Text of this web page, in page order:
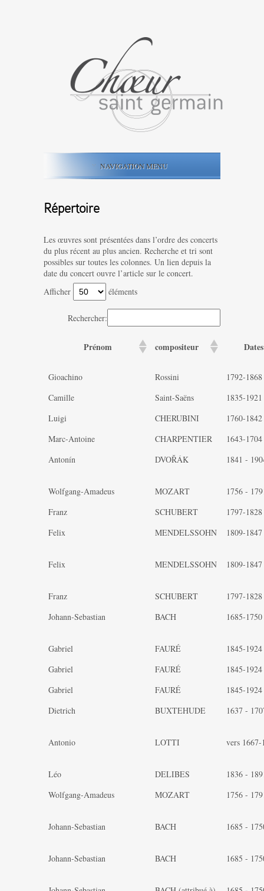
NAVIGATION MENU
Répertoire
Les œuvres sont présentées dans l’ordre des concerts
du plus récent au plus ancien. Recherche et tri sont
possibles sur toutes les colonnes. Un lien depuis la
date du concert ouvre l’article sur le concert.
Afficher
éléments
Rechercher:
Prénom compositeur
Gioachino Rossini
1792-1868
Camille
Saint-Saëns
1835-1921
Luigi
CHERUBINI
1760-1842
Marc-Antoine
CHARPENTIER
1643-1704
Antonín
DVOŘÁK 1841 -
Wolfgang-Amadeus MOZART
1756 -
Franz
SCHUBERT
1797-1828
Felix
MENDELSSOHN 1809-1847
Felix MENDELSSOHN 1809-1847
Franz SCHUBERT
1797-1828
Johann-Sebastian
BACH 1685-1750
Gabriel FAURÉ
1845-1924
Gabriel
FAURÉ
1845-1924
Gabriel
FAURÉ
1845-1924
Dietrich
BUXTEHUDE 1637 -
Antonio LOTTI vers 1667-
Léo DELIBES
1836 -
Wolfgang-Amadeus
MOZART 1756 -
Johann-Sebastian BACH 1685 -
Johann-Sebastian BACH 1685 -